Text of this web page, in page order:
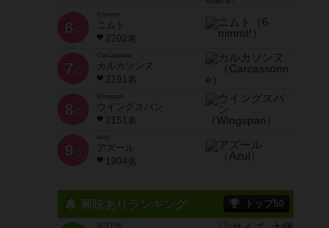
6 位
ニムト
2202名
7 位
Carcassonne
カルカソンヌ
2191名
8 位
Wingspan
ウイングスパン
2151名
9 位
Azul
アズール
1904名
興味ありランキング トップ50
SCYTHE